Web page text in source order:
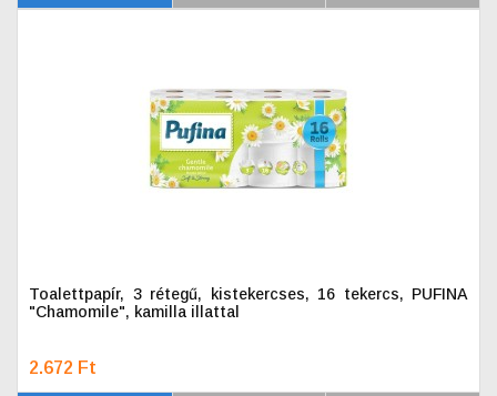
Toalettpapír, 3 rétegű, kistekercses, 16 tekercs, PUFINA
"Chamomile", kamilla illattal
2.672 Ft